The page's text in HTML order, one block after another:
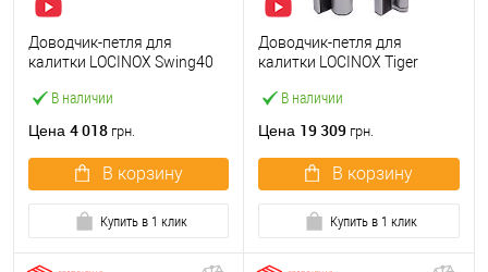
В наличии
Доводчик-петля для
калитки LOCINOX Swing40
Цена 4 018 грн.
В корзину
Купить в 1 клик
В наличии
Доводчик-петля для
калитки LOCINOX Tiger
Цена 19 309 грн.
В корзину
Купить в 1 клик